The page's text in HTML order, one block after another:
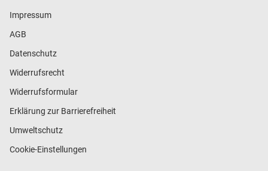
Impressum
AGB
Datenschutz
Widerrufsrecht
Widerrufsformular
Erklärung zur Barrierefreiheit
Umweltschutz
Cookie-Einstellungen